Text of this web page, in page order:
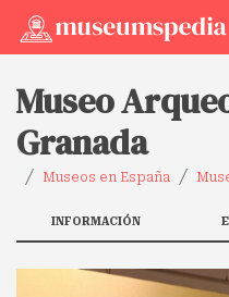
Museo
Granada
Museos en España
INFORMACIÓN